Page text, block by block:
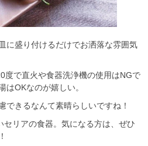
に盛り付けるだけでお洒落な雰囲気
度で直火や食器洗浄機の使用はNGで
はOKなのが嬉しい。
できるなんて素晴らしいですね！
リアの食器。気になる方は、ぜひ